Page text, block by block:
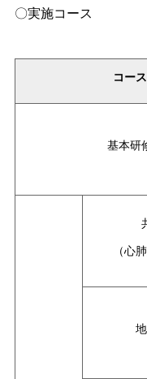
〇実施コース
コース
基本研
（心